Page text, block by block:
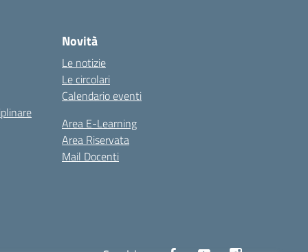
Novità
Le notizie
Le circolari
Calendario eventi
Area E-Learning
Area Riservata
Mail Docenti